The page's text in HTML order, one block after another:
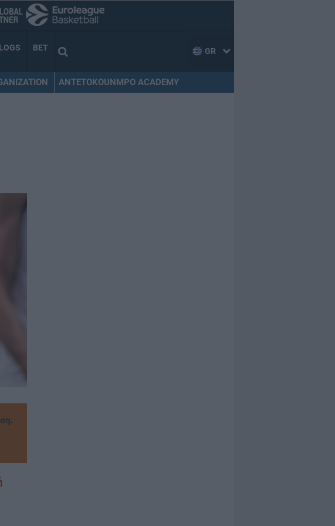
BET GR
ANTETOKOUNMPO ACADEMY